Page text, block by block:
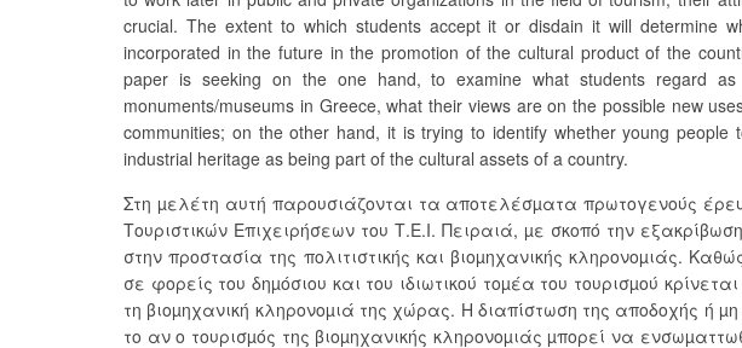
crucial. The extent to which students accept it or disdain it will determine
incorporated in the future in the promotion of the cultural product of the
paper is seeking on the one hand, to examine what students regard as
monuments/museums in Greece, what their views are on the possible new
communities; on the other hand, it is trying to identify whether young people
industrial heritage as being part of the cultural assets of a country.
Στη µελέτη αυτή παρουσιάζονται τα αποτελέσµατα πρωτογενούς
Τουριστικών Επιχειρήσεων του Τ.Ε.Ι. Πειραιά, µε σκοπό την
στην προστασία της πολιτιστικής και βιοµηχανικής κληρονοµιάς.
σε φορείς του δηµόσιου και του ιδιωτικού τοµέα του τουρισµού
τη βιοµηχανική κληρονοµιά της χώρας. Η διαπίστωση της αποδοχής ή
το αν ο τουρισµός της βιοµηχανικής κληρονοµιάς µπορεί να